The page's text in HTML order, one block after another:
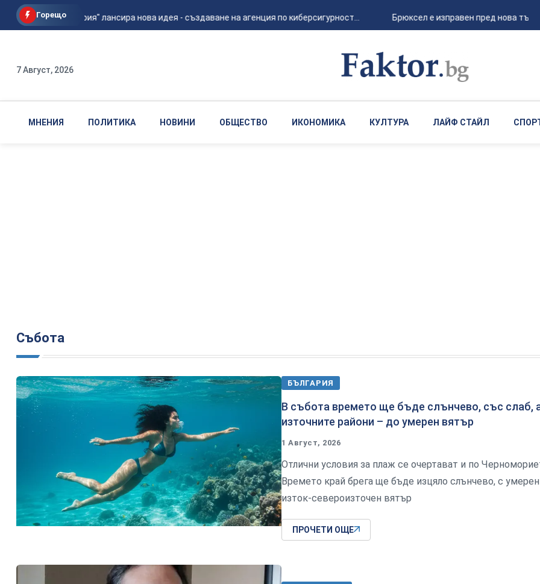
Горещо
"Да, България" лансира нова идея - създаване на агенция по киберсигурност... Брюксел е изправен пред нова
7 Август, 2026
МНЕНИЯ ПОЛИТИКА НОВИНИ ОБЩЕСТВО ИКОНОМИКА КУЛТУРА ЛАЙФ СТАЙЛ
Събота
БЪЛГАРИЯ
В събота времето ще бъде слънчево, със слаб,
източните райони – до умерен вятър
1 Август, 2026
Отлични условия за плаж се очертават и по
Времето край брега ще бъде изцяло слънчево, с умерен
изток-североизточен вятър
ПРОЧЕТИ ОЩЕ